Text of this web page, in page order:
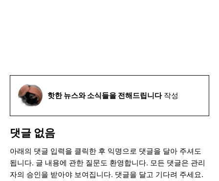
핫한 뉴스와 소식들을 전해드립니다작성
댓글 없음
아래의 댓글 입력을 클릭한 후 익명으로 댓글을 달아 주셔도
됩니다. 글 내용에 관한 질문도 환영합니다. 모든 댓글은 관리
자의 승인을 받아야 보여집니다. 댓글을 달고 기다려 주세요.